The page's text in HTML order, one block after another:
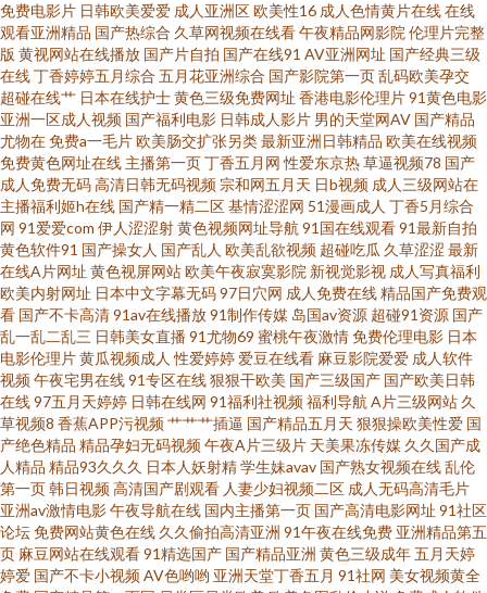
视频在线91 91在线视频一区 韩国免费三片在线视频 日韩群P视频 中韩字幕电
视剧高清播放 国产酒店自拍 日本黄色黄冈视频 中国字幕在线观看日韩 国产
剧情三级 歐美精品vi 亚洲综合国产欧美在线 豆角电影网电视剧官网 免费电影
院大全 亚洲精品久久无码一区二区 丁香wu 欧美日韩激情无 亚洲国产精品欧
美一区 草草院元wwwww 看电影网站免费 手机在线看片不 超碰碰激情 伦理片
大香蕉 网爆日韩一 91视频9999 韩国美女自慰 日韩在线国产欧美 51自拍 国
产乱子伦对白视频 中精品中文 日韩欧美视频二区 高清影视在线观 日日夜夜
精品国产 超污视频网站在线观看 日韩第一页在线观看 超碰人人草73 欧美国
产动漫一区 云播电视剧 国产在线播放 日韩欧美亚洲每日更新 91深夜福利 劲
爆欧美精品36页 三级片操逼 91蝌蚪tv视频 国语高清精品 日本中文字幕第一
页 成人免费 免费污成人影视网站 亚洲aⅴ男人的 把腿张开 精品一区中文字 三
免费电影片 日韩欧美爱爱 成人亚洲区欧美性16 成人色情黄片在线在线
观看亚洲精品 国产热综合 久草网视频在线看午夜精品网影院 伦理片完整
版 黄视网站在线播放 国产片自拍 国产在线91 AV亚洲网址 国产经典三级
在线丁香婷婷五月综合 五月花亚洲综合 国产影院第一页乱码欧美孕交
超碰在线艹 日本在线护士黄色三级免费网址 香港电影伦理片91黄色电影
亚洲一区成人视频 国产福利电影 日韩成人影片 男的天堂网AV 国产精品
尤物在免费a一毛片欧美肠交扩张另类最新亚洲日韩精品 欧美在线视频
免费黄色网址在线 主播第一页丁香五月网 性爱东京热草逼视频78 国产
成人免费无码高清日韩无码视频 宗和网五月天 日b视频 成人三级网站在
主播福利姬h在线 国产精一精二区基情涩涩网 51漫画成人 丁香5月综合
网 91爱爱com 伊人涩涩射黄色视频网址导航 91国在线观看91最新自拍
黄色软件91 国产操女人 国产乱人 欧美乱欲视频 超碰吃瓜 久草涩涩 最新
在线A片网址 黄色视屏网站欧美午夜寂寞影院 新视觉影视 成人写真福利
欧美内射网址 日本中文字幕无码97日穴网 成人免费在线精品国产免费观
看 国产不卡高清91av在线播放91制作传媒 岛国av资源 超碰91资源 国产
乱一乱二乱三 日韩美女直播91尤物69 蜜桃午夜激情免费伦理电影 日本
电影伦理片黄瓜视频成人 性爱婷婷爱豆在线看 麻豆影院爱爱 成人软件
视频午夜宅男在线91专区在线狠狠干欧美 国产三级国产 国产欧美日韩
在线97五月天婷婷 日韩在线网 91福利社视频福利导航 A片三级网站 久
草视频8 香蕉APP污视频艹艹艹插逼 国产精品五月天 狠狠操欧美性爱 国
产绝色精品 精品孕妇无码视频午夜A片三级片 天美果冻传媒 久久国产成
人精品 精品93久久久 日本人妖射精学生妹avav 国产熟女视频在线乱伦
第一页韩日视频高清国产剧观看 人妻少妇视频二区 成人无码高清毛片
亚洲av激情电影午夜导航在线 国内主播第一页 国产高清电影网址 91社区
论坛免费网站黄色在线 久久偷拍高清亚洲 91午夜在线免费 亚洲精品第五
页 麻豆网站在线观看91精选国产 国产精品亚洲 黄色三级成年五月天婷
婷爱 国产不卡小视频AV色哟哟 亚洲天堂丁香五月 91社网 美女视频黄全